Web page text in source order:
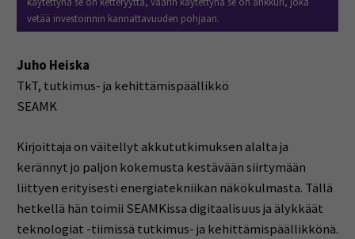
vetää investoinnin kannattavuuden pohjaan.
Juho Heiska
TkT, tutkimus- ja kehittämispäällikkö
SEAMK
Kirjoittaja on väitellyt akkututkimuksen alalta ja
kerännyt jo paljon kokemusta kestävään siirtymään
liittyen erityisesti energiatekniikan näkökulmasta. Tällä
hetkellä hän toimii SEAMKissa digitaalisuus ja älykkäät
teknologiat -tiimissä tutkimus- ja kehittämispäällikkönä.